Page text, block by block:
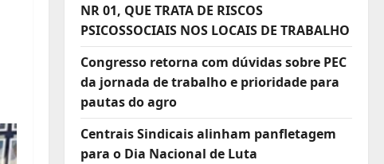
NR 01, QUE TRATA DE RISCOS
PSICOSSOCIAIS NOS LOCAIS DE TRABALHO
Congresso retorna com dúvidas sobre PEC
da jornada de trabalho e prioridade para
pautas do agro
Centrais Sindicais alinham panfletagem
para o Dia Nacional de Luta